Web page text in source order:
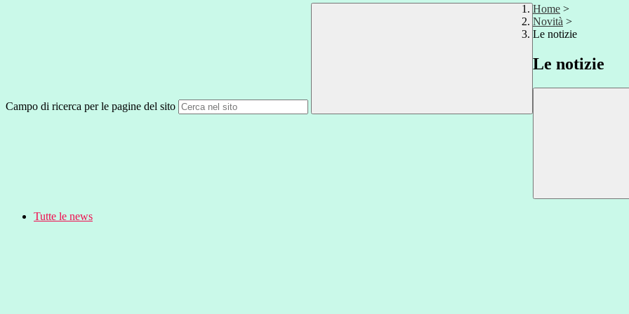
Campo di ricerca per le pagine del sito
Home >
Novità >
Le notizie
Le notizie
Tutte le news